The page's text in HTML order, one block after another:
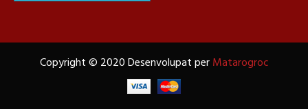
Copyright © 2020 Desenvolupat perMatarogroc